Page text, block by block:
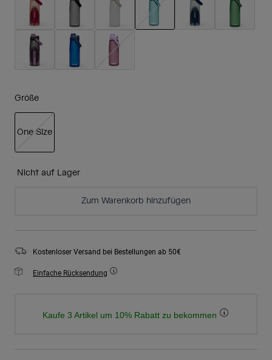
Größe
One Size
Nicht auf Lager
Zum Warenkorb hinzufügen
Kostenloser Versand bei Bestellungen ab 50€
Einfache Rücksendung
Kaufe 3 Artikel um 10% Rabatt zu bekommen